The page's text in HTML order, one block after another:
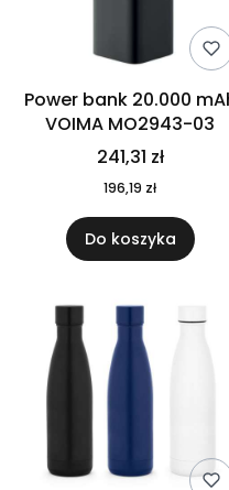
Power bank 20.000
VOIMA MO2943-03
241,31 zł
196,19 zł
Do koszyka